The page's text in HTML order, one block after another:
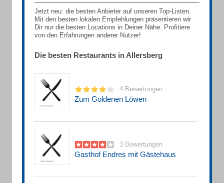
Jetzt neu: die besten Anbieter auf unseren Top-Listen.
Mit den besten lokalen Empfehlungen präsentieren wir
Dir nur die besten Locations in Deiner Nähe. Profitiere
von den Erfahrungen anderer Nutzer!
Die besten Restaurants in Allersberg
4 Bewertungen
Zum Goldenen Löwen
3 Bewertungen
Gasthof Endres mit Gästehaus